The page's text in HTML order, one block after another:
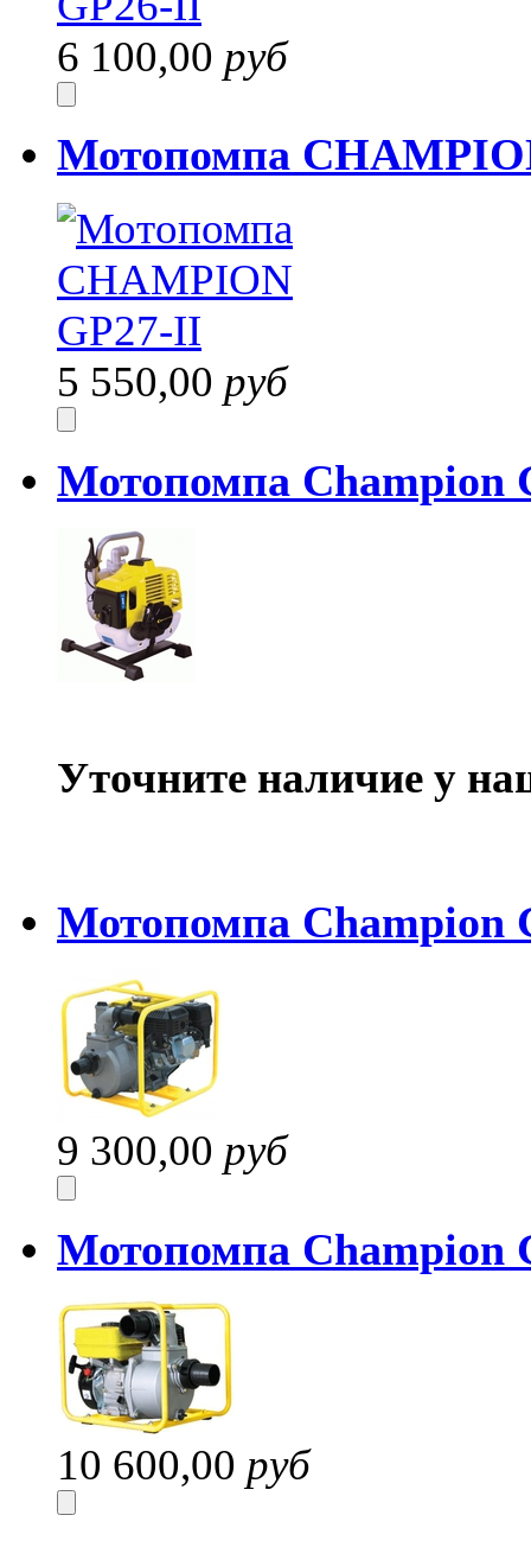
6 100,00 руб
Мотопомпа
5 550,00 руб
Мотопомпа Champion
Уточните наличие у
Мотопомпа Champion
9 300,00 руб
Мотопомпа Champion
10 600,00 руб